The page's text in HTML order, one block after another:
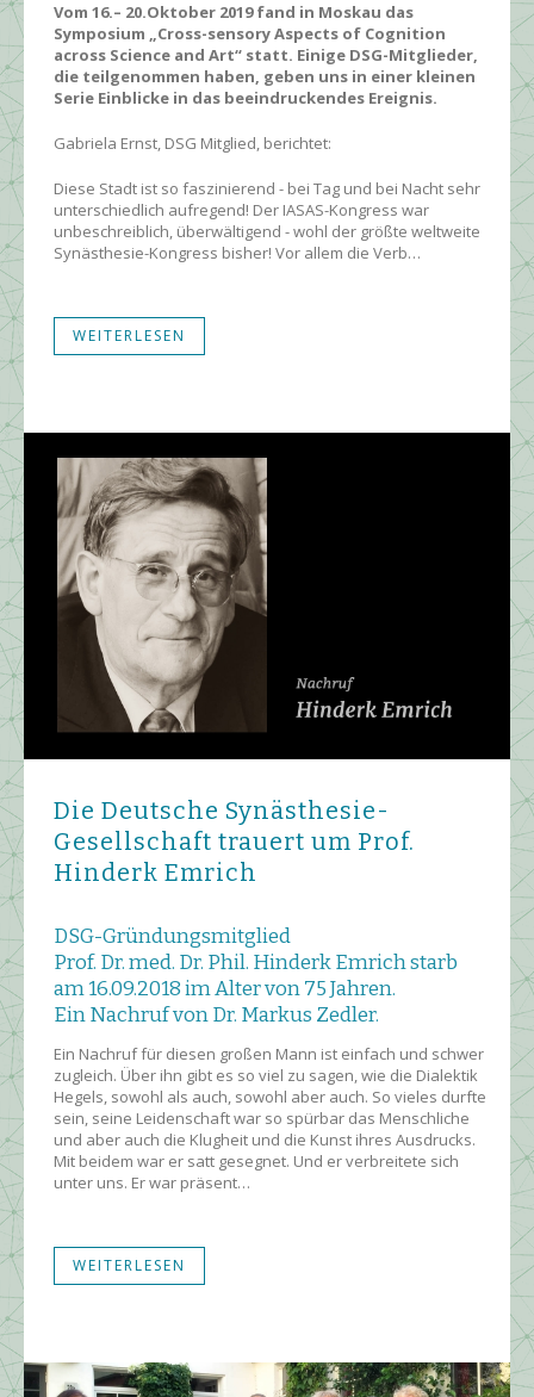
Vom 16.– 20.Oktober 2019 fand in Moskau das
Symposium „Cross-sensory Aspects of Cognition
across Science and Art“ statt. Einige DSG-Mitglieder,
die teilgenommen haben, geben uns in einer kleinen
Serie Einblicke in das beeindruckendes Ereignis.
Gabriela Ernst, DSG Mitglied, berichtet:
Diese Stadt ist so faszinierend - bei Tag und bei Nacht sehr
unterschiedlich aufregend! Der IASAS-Kongress war
unbeschreiblich, überwältigend - wohl der größte weltweite
Synästhesie-Kongress bisher! Vor allem die Verb…
WEITERLESEN
Die Deutsche Synästhesie-
Gesellschaft trauert um Prof.
Hinderk Emrich
DSG-Gründungs­mitglied
Prof. Dr. med. Dr. Phil. Hinderk Emrich starb
am 16.09.2018 im Alter von 75 Jahren.
Ein Nach­ruf von Dr. Markus Zedler.
Ein Nachruf für diesen großen Mann ist einfach und schwer
zugleich. Über ihn gibt es so viel zu sagen, wie die Dialektik
Hegels, sowohl als auch, sowohl aber auch. So vieles durfte
sein, seine Leidenschaft war so spürbar das Menschliche
und aber auch die Klugheit und die Kunst ihres Ausdrucks.
Mit beidem war er satt gesegnet. Und er verbreitete sich
unter uns. Er war präsent…
WEITERLESEN